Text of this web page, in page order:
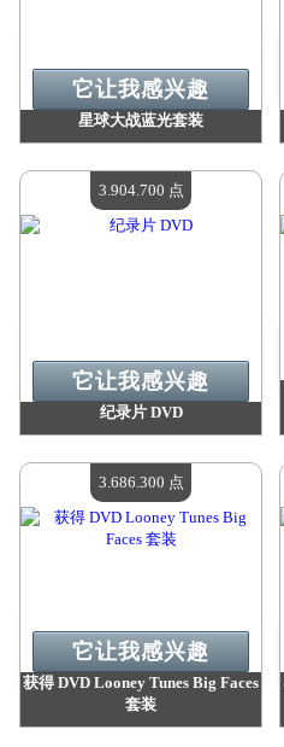
星球大战蓝光套装
现有数量：4
它让我感兴趣
纪录片 DVD
现有数量：4
它让我感兴趣
3.904.700 点
获得 DVD Looney Tunes Big Faces
套装
它让我感兴趣
3.686.300 点